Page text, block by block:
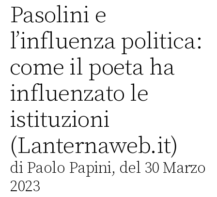
Pasolini e
l’influenza politica:
come il poeta ha
influenzato le
istituzioni
(Lanternaweb.it)
di Paolo Papini, del 30 Marzo
2023